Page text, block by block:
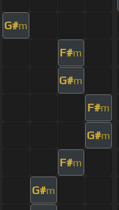
G#m
F#m
G#m
F#m
G#m
F#m
G#m